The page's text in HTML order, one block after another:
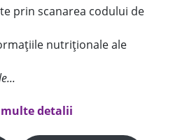
prin scanarea codului de
nutriționale ale
detalii